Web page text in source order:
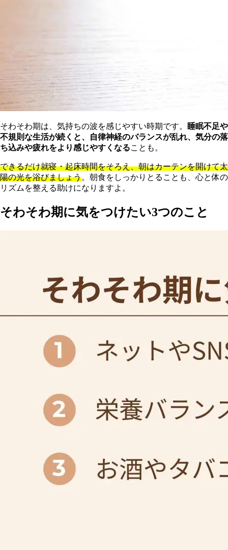
そわそわ期は、気持ちの波を感じやすい時期です。
睡眠不足や
不規則な生活が続くと、自律神経のバランスが乱れ、気分の落
ち込みや疲れをより感じやすくなることも。
できるだけ就寝・起床時間をそろえ、朝はカーテンを開けて太
陽の光を浴びましょう。朝食をしっかりとることも、心と体の
リズムを整える助けになりますよ。
そわそわ期に気をつけたい3つのこと